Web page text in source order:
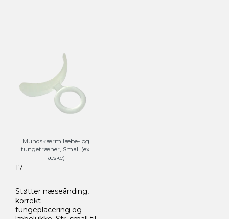
Mundskærm læbe- og
tungetræner, Small (ex.
æske)
17
Støtter næseånding,
korrekt
tungeplacering og